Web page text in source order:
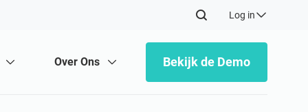
Log in
Over Ons Bekijk de Demo